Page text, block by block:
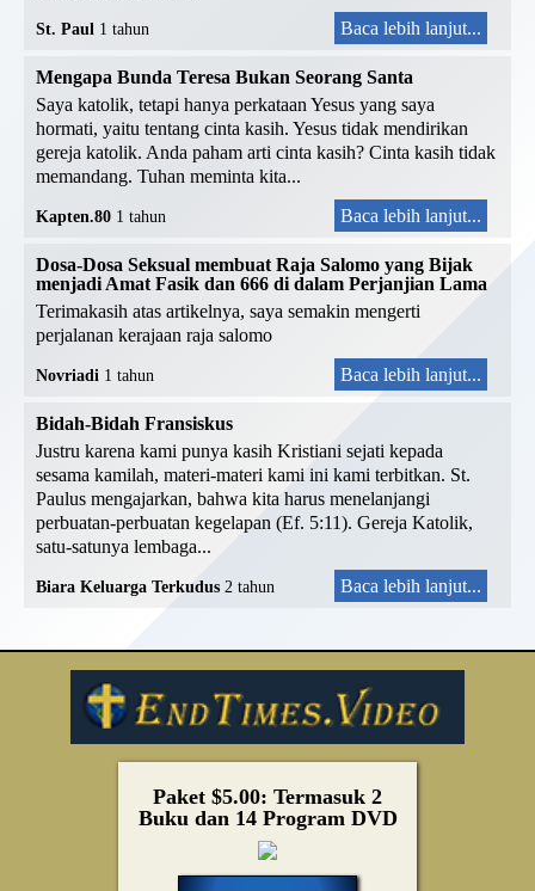
St. Paul 1 tahun Baca lebih lanjut...
Mengapa Bunda Teresa Bukan Seorang Santa
Saya katolik, tetapi hanya perkataan Yesus yang saya
hormati, yaitu tentang cinta kasih. Yesus tidak mendirikan
gereja katolik. Anda paham arti cinta kasih? Cinta kasih tidak
memandang. Tuhan meminta kita...
Kapten.80 1 tahun Baca lebih lanjut...
Dosa-Dosa Seksual membuat Raja Salomo yang Bijak
menjadi Amat Fasik dan 666 di dalam Perjanjian Lama
Terimakasih atas artikelnya, saya semakin mengerti
perjalanan kerajaan raja salomo
Novriadi 1 tahun Baca lebih lanjut...
Bidah-Bidah Fransiskus
Justru karena kami punya kasih Kristiani sejati kepada
sesama kamilah, materi-materi kami ini kami terbitkan. St.
Paulus mengajarkan, bahwa kita harus menelanjangi
perbuatan-perbuatan kegelapan (Ef. 5:11). Gereja Katolik,
satu-satunya lembaga...
Biara Keluarga Terkudus 2 tahun Baca lebih lanjut...
Paket $5.00: Termasuk 2
Buku dan 14 Program DVD